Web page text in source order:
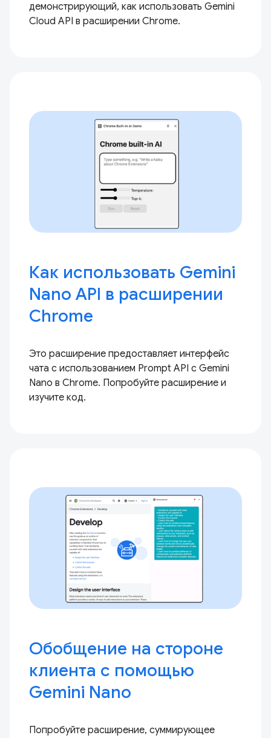
демонстрирующий, как использовать Gemini
Cloud API в расширении Chrome.
Как использовать Gemini
Nano API в расширении
Chrome
Это расширение предоставляет интерфейс
чата с использованием Prompt API с Gemini
Nano в Chrome. Попробуйте расширение и
изучите код.
Обобщение на стороне
клиента с помощью
Gemini Nano
Попробуйте расширение, суммирующее